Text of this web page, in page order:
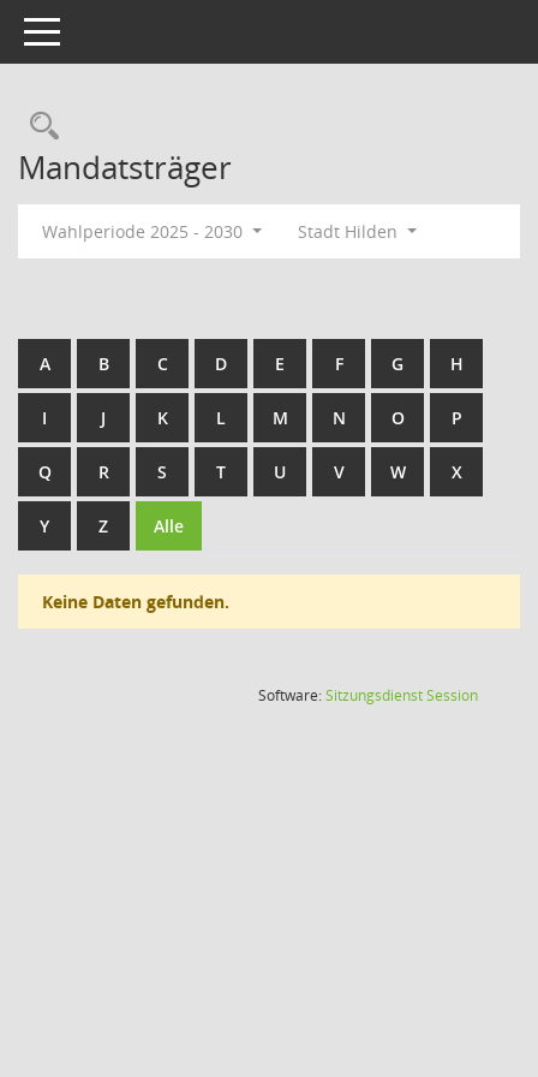
Toggle navigation
Rechercheauswahl
Mandatsträger
Wahlperiode 2025 - 2030 Stadt Hilden
A B C D E F G H
I J K L M N O P
Q R S T U V W X
Y Z Alle
Keine Daten gefunden.
Software:SitzungsdienstSession(Wird in